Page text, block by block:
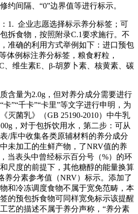
约间隔、“0”边界值等进行标示。
企业志愿选择标示养分标签；可
拆食物，按照附录C.1要求施行。不
准确的利用方式举例如下：进口预包
体例标注养分标签，粮食籽粒，
、维生素E、β-胡萝卜素、核黄素、碳
量为2.0g，但对养分成分需要进行
”“千卡”“卡里”等文字进行申明，为
灭菌乳》（GB 25190-2010）中牛乳
，对于包拆饮用水，第二步：可从
/库中收集各类原辅材料的养分成分
未加工的生鲜产物，了NRV值的养
当表头中曾经标示百分号（%）的环
尺度的前提下，其他糖醇的能量换算
养分素参考值（NRV）标示。添加了
和冷冻调度食物不属于宽免范畴，本
的预包拆食物可同样宽免标示该提醒
艺的描述不属于养分声称，“养分素